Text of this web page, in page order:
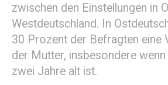
zwischen den Einstellungen in
Westdeutschland. In
30 Prozent der Befragten eine
der Mutter, insbesondere
zwei Jahre alt ist.